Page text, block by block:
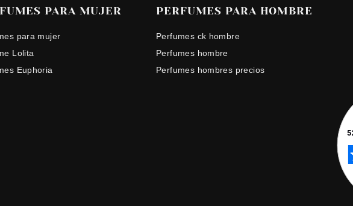
PARA MUJER
para mujer
Lolita
Euphoria
PERFUMES PARA HOMBRE
Perfumes ck hombre
Perfumes hombre
Perfumes hombres precios